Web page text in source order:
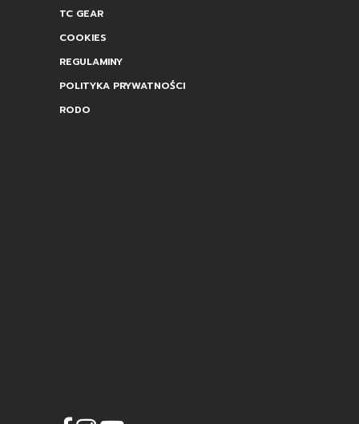
TC GEAR
COOKIES
REGULAMINY
POLITYKA PRYWATNOŚCI
RODO